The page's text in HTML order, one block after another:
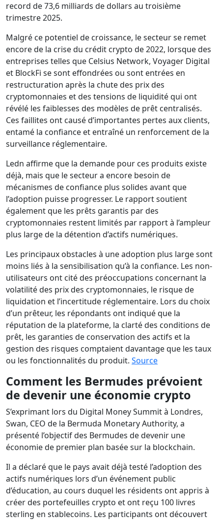
record de 73,6 milliards de dollars au troisième
trimestre 2025.
Malgré ce potentiel de croissance, le secteur se remet
encore de la crise du crédit crypto de 2022, lorsque des
entreprises telles que Celsius Network, Voyager Digital
et BlockFi se sont effondrées ou sont entrées en
restructuration après la chute des prix des
cryptomonnaies et des tensions de liquidité qui ont
révélé les faiblesses des modèles de prêt centralisés.
Ces faillites ont causé d’importantes pertes aux clients,
entamé la confiance et entraîné un renforcement de la
surveillance réglementaire.
Ledn affirme que la demande pour ces produits existe
déjà, mais que le secteur a encore besoin de
mécanismes de confiance plus solides avant que
l’adoption puisse progresser. Le rapport soutient
également que les prêts garantis par des
cryptomonnaies restent limités par rapport à l’ampleur
plus large de la détention d’actifs numériques.
Les principaux obstacles à une adoption plus large sont
moins liés à la sensibilisation qu’à la confiance. Les non-
utilisateurs ont cité des préoccupations concernant la
volatilité des prix des cryptomonnaies, le risque de
liquidation et l’incertitude réglementaire. Lors du choix
d’un prêteur, les répondants ont indiqué que la
réputation de la plateforme, la clarté des conditions de
prêt, les garanties de conservation des actifs et la
gestion des risques comptaient davantage que les taux
ou les fonctionnalités du produit. Source
Comment les Bermudes prévoient
de devenir une économie crypto
S’exprimant lors du Digital Money Summit à Londres,
Swan, CEO de la Bermuda Monetary Authority, a
présenté l’objectif des Bermudes de devenir une
économie de premier plan basée sur la blockchain.
Il a déclaré que le pays avait déjà testé l’adoption des
actifs numériques lors d’un événement public
d’éducation, au cours duquel les résidents ont appris à
créer des portefeuilles crypto et ont reçu 100 livres
sterling en stablecoins. Les participants ont découvert